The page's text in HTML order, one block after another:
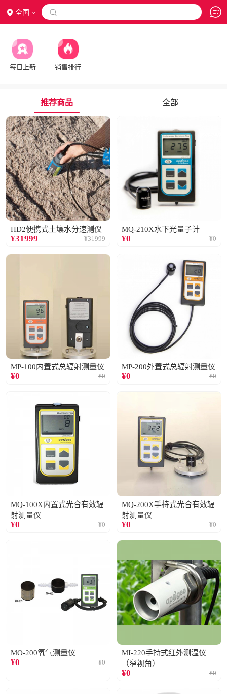
全国 
每日上新 销售排行
推荐商品 全部
HD2便携式土壤水分速测仪
¥31999 ¥31999
MQ-210X水下光量子计
¥0 ¥0
MP-100内置式总辐射测量仪
¥0 ¥0
MP-200外置式总辐射测量仪
¥0 ¥0
MQ-100X内置式光合有效辐
射测量仪
¥0 ¥0
MQ-200X手持式光合有效辐
射测量仪
¥0 ¥0
MO-200氧气测量仪
¥0 ¥0
MI-220手持式红外测温仪
（窄视角）
¥0 ¥0